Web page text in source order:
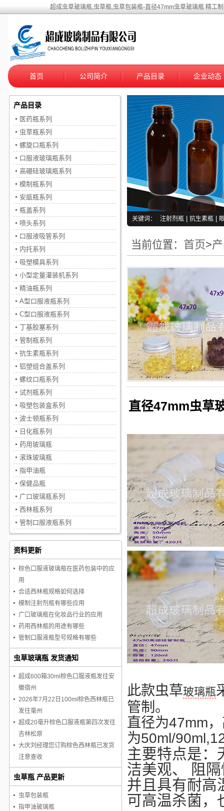
超成虫草玻璃瓶,虫草瓶,虫草包装瓶-直径47mm虫草玻璃瓶 精工
首页 公司简介 产品目录 企业动态
关键词： 注射剂瓶 抗生素瓶
当前位置： 首页>
直径47mm虫草
此款虫草玻璃瓶
管制。
直径为47mm
为50ml/
主要特点是：
洁美观、 阻
并且具有耐高
可高温杀菌，
产品目录
医药瓶系列
虫草瓶系列
螺旋口瓶系列
口服液玻璃瓶系列
高硼硅玻璃瓶系列
模制瓶系列
安瓿瓶系列
瓶盖系列
喷头系列
口服液吸管系列
内托系列
吸塑模具系列
小型定量灌装机系列
精油瓶系列
A型口服液瓶系列
C型口服液瓶系列
丁基胶塞系列
管制瓶系列
抗生素瓶系列
铝塑组合盖系列
螺纹口瓶系列
试剂瓶系列
吸塑包装盒系列
波士顿瓶系列
日化瓶系列
药用玻璃瓶
滚珠玻璃瓶
指甲油瓶
保健品瓶
广口玻璃瓶系列
西林瓶系列
管制口服液瓶系列
资料更新
棕色口服液玻璃瓶在医药包装中的应
用
合适西林瓶规格如何选择
模制注射剂瓶有哪些应用
广口玻璃瓶在化妆品行业的应用
药用西林瓶的用途有哪些
管制口服液瓶型号规格有哪些
虫草玻璃瓶 发货通知
超成600箱30ml棕色口服液瓶发往安
徽宿州
2026年7月22日100ml棕色西林瓶已
发往毫州
超成20毫升棕色口服液瓶第四次发往
吉林松原
大庆刘经理您订购棕色西林瓶已发货
注意查收
虫草瓶 产品更新
虫草包装瓶
指甲油玻璃瓶